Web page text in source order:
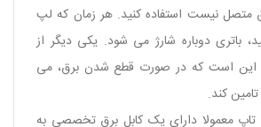
متصل نیست استفاده کنید. هر زمان که لپ
باتری دوباره شارژ می ‌شود. یکی دیگر از
این است که در صورت قطع شدن برق، می
کند.
معمولا دارای یک کابل برق تخصصی به